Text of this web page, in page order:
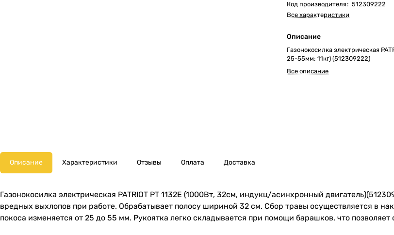
Код производителя: 512309222
Все характеристики
Описание
Газонокосилка электрическая
25-55мм; 11кг) (512309222)
Все описание
Описание Характеристики Отзывы Оплата Доставка
Газонокосилка электрическая PATRIOT PT 1132E (1000Вт, 32см, индукц/асинхронный
вредных выхлопов при работе. Обрабатывает полосу шириной 32 см. Сбор травы осуществляется в
покоса изменяется от 25 до 55 мм. Рукоятка легко складывается при помощи барашков, что